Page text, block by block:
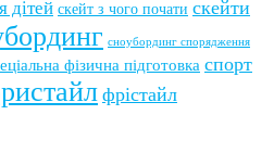
дітей скейт з чого почати скейти
сноубординг спорядження
фізична підготовка спорт
фрістайл